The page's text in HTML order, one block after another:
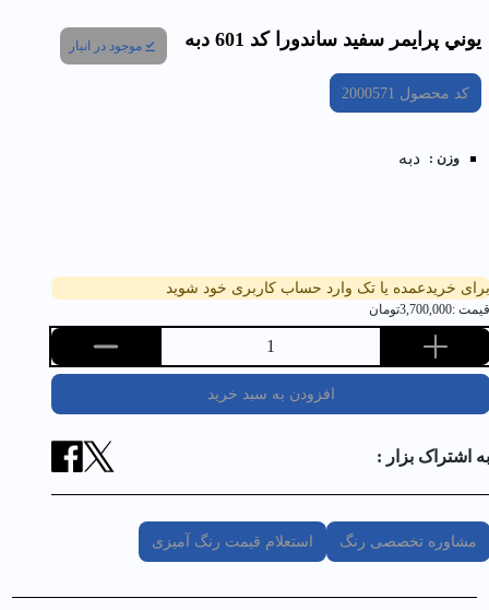
يوني پرايمر سفيد ساندورا کد 601 دبه موجود در انبار
کد محصول 2000571
وزن : دبه
برای خریدعمده یا تک وارد حساب کاربری خود شوید
قیمت :3,700,000تومان
1
افزودن به سبد خرید
به اشتراک بزار :
مشاوره تخصصی رنگ استعلام قیمت رنگ آمیزی